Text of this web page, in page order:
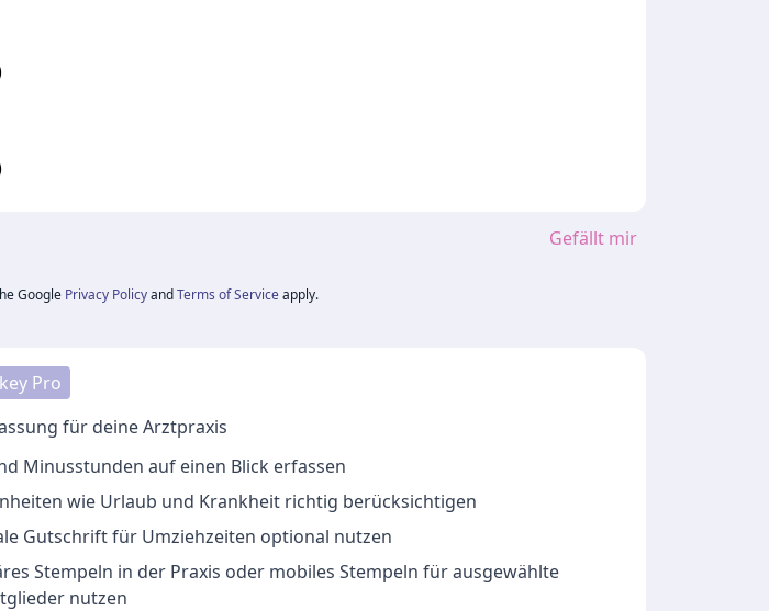
Gefällt mir
Google Privacy Policy and Terms of Service apply.
Pro
für deine Arztpraxis
Minusstunden auf einen Blick erfassen
wie Urlaub und Krankheit richtig berücksichtigen
Gutschriftfür Umziehzeiten optional nutzen
Stempeln in der Praxis oder mobiles Stempeln für ausgewählte
nutzen